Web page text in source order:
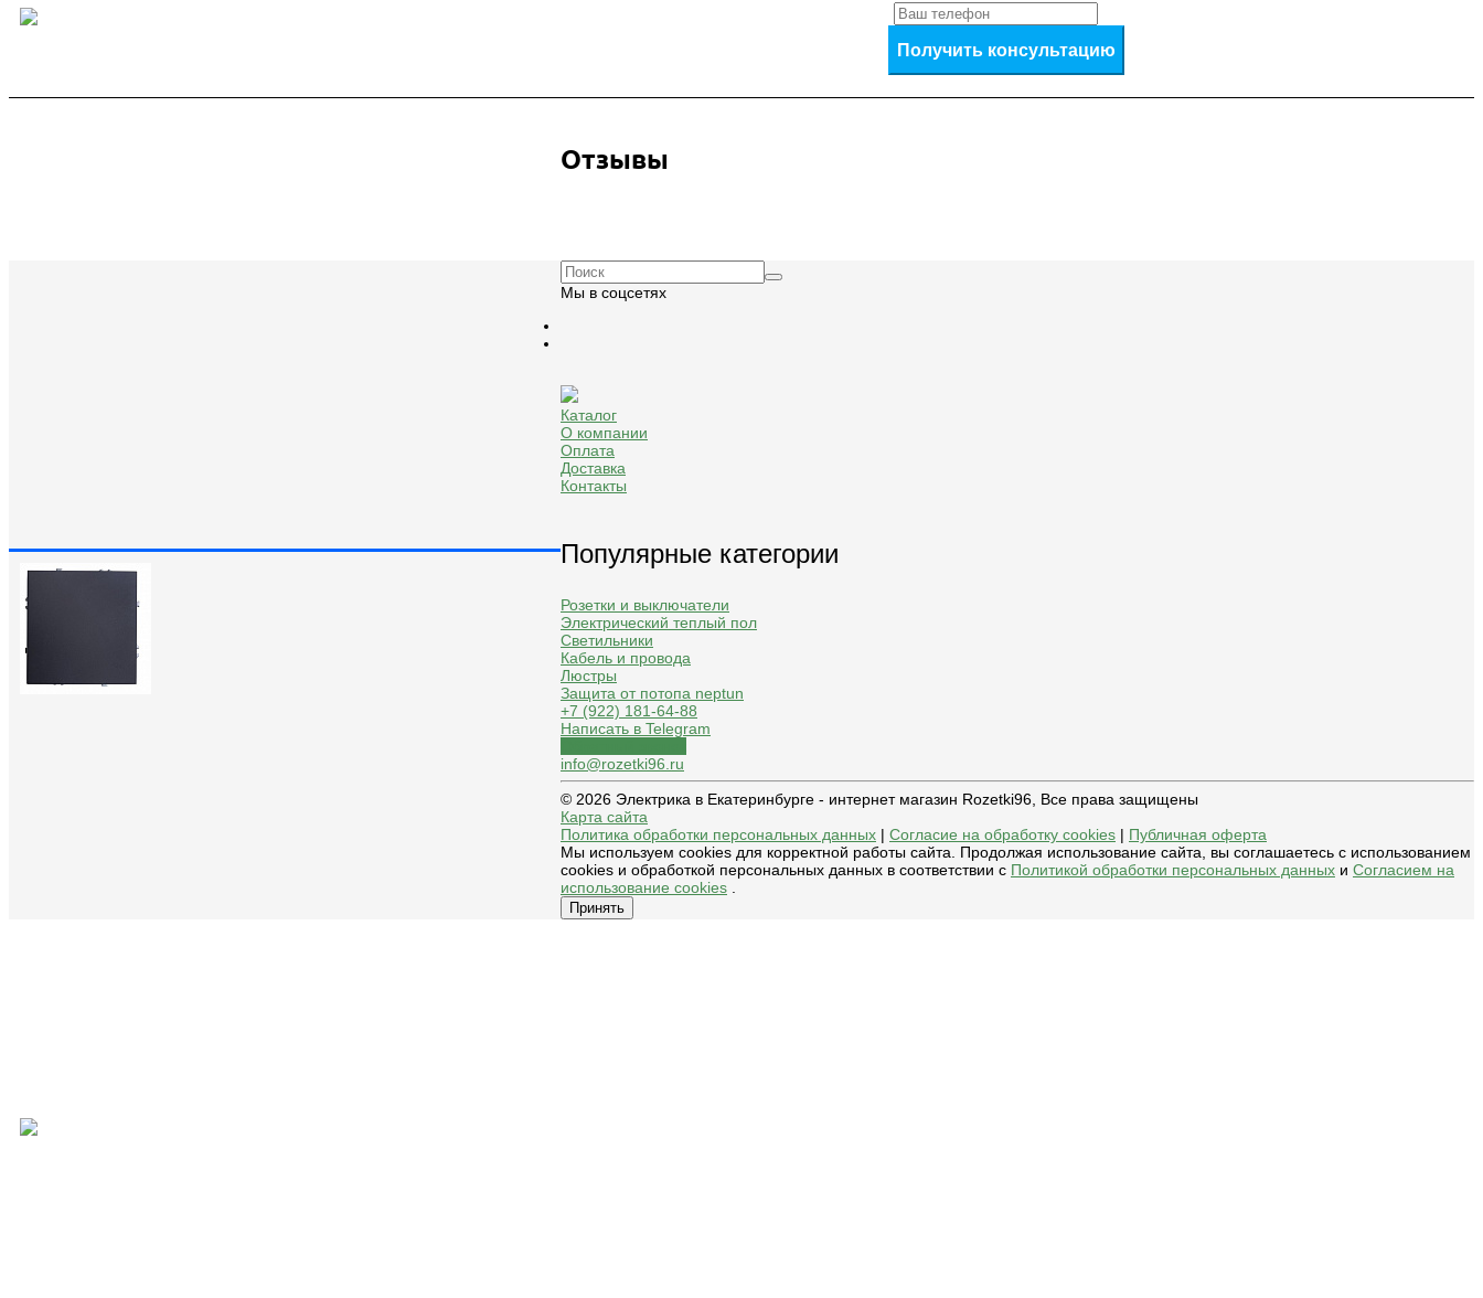
Получить консультацию
Отзывы
Мы в соцсетях
Каталог
О компании
Оплата
Доставка
Контакты
Популярные категории
Розетки и выключатели
Электрический теплый пол
Светильники
Кабель и провода
Люстры
Защита от потопа neptun
+7 (922) 181-64-88
Написать в Telegram
info@rozetki96.ru
© 2026 Электрика в Екатеринбурге - интернет магазин Rozetki96, Все права защищены
Карта сайта
Политика обработки персональных данных | Согласие на обработку cookies | Публичная оферта
Мы используем cookies для корректной работы сайта. Продолжая использование сайта, вы соглашаетесь с использованием
cookies и обработкой персональных данных в соответствии с Политикой обработки персональных данных и Согласием на
использование cookies
Принять